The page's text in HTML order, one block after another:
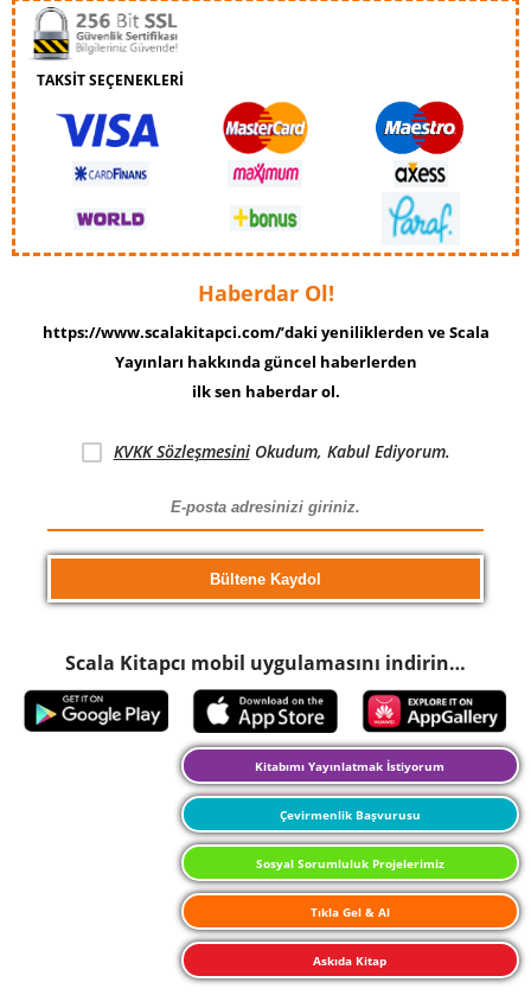
TAKSİT SEÇENEKLERİ
Haberdar Ol!
https://www.scalakitapci.com/’daki yeniliklerden ve Scala
Yayınları hakkında güncel haberlerden
ilk sen haberdar ol.
KVKK SözleşmesiniOkudum, Kabul Ediyorum.
Scala Kitapcı mobil uygulamasını indirin…
Kitabımı Yayınlatmak İstiyorum
Çevirmenlik Başvurusu
Sosyal Sorumluluk Projelerimiz
Tıkla Gel & Al
Askıda Kitap